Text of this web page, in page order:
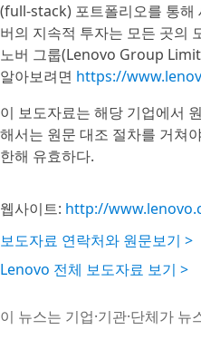
(full-stack) 포트폴리오를 통해
버의 지속적 투자는 모든 곳의
노버 그룹(Lenovo Group
알아보려면 https://
이 보도자료는 해당 기업에서
해서는 원문 대조 절차를 거쳐
한해 유효하다.
웹사이트: http://
보도자료 연락처와 원문보기 >
Lenovo 전체 보도자료 보기 >
이 뉴스는 기업·기관·단체가